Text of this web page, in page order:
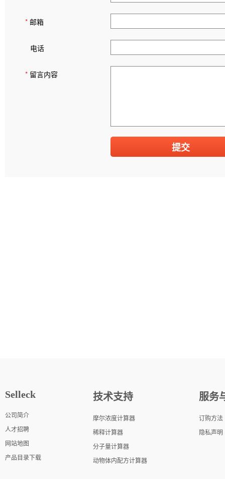
* 邮箱
电话
* 留言内容
Selleck
公司简介
人才招聘
网站地图
产品目录下载
技术支持
摩尔浓度计算器
稀释计算器
分子量计算器
动物体内配方计算器
服务
订购方法
隐私声明